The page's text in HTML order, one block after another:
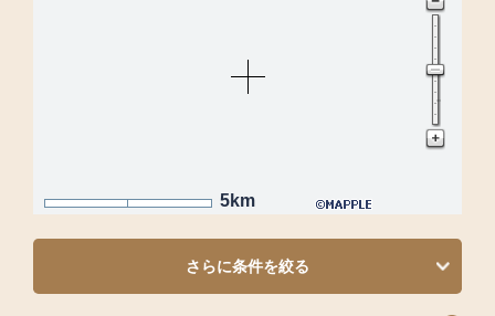
5km
さらに条件を絞る